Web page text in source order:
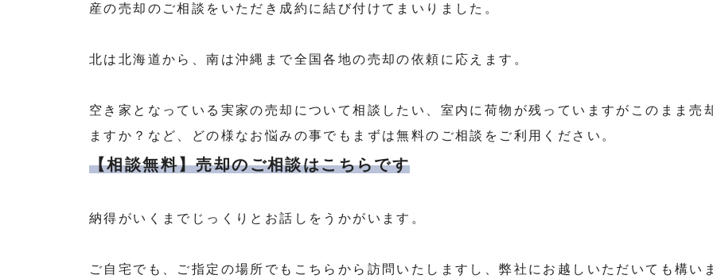
産の売却のご相談をいただき成約に結び付けてまいりました。
北は北海道から、南は沖縄まで全国各地の売却の依頼に応えます。
空き家となっている実家の売却について相談したい、室内に荷物が残っていますがこのまま売
ますか？など、どの様なお悩みの事でもまずは無料のご相談をご利用ください。
【相談無料】売却のご相談はこちらです
納得がいくまでじっくりとお話しをうかがいます。
ご自宅でも、ご指定の場所でもこちらから訪問いたしますし、弊社にお越しいただいても構い